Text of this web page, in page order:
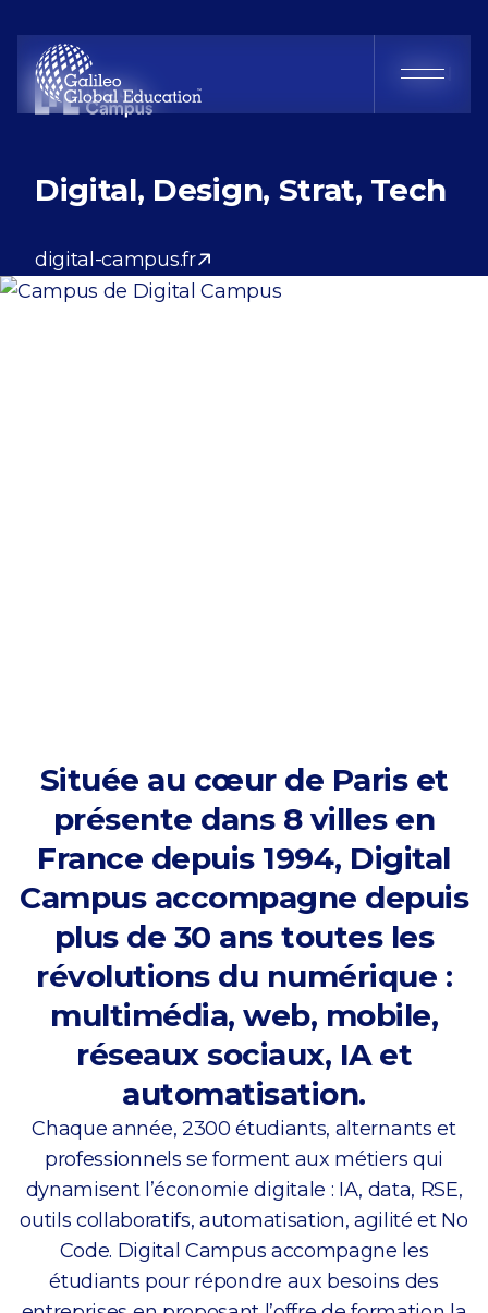
FREN
Digital Campus
Digital, Design, Strat, Tech
digital-campus.fr
Située au cœur de Paris et
présente dans 8 villes en
France depuis 1994, Digital
Campus accompagne depuis
plus de 30 ans toutes les
révolutions du numérique :
multimédia, web, mobile,
réseaux sociaux, IA et
automatisation.
Chaque année, 2300 étudiants, alternants et
professionnels se forment aux métiers qui
dynamisent l’économie digitale : IA, data, RSE,
outils collaboratifs, automatisation, agilité et No
Code. Digital Campus accompagne les
étudiants pour répondre aux besoins des